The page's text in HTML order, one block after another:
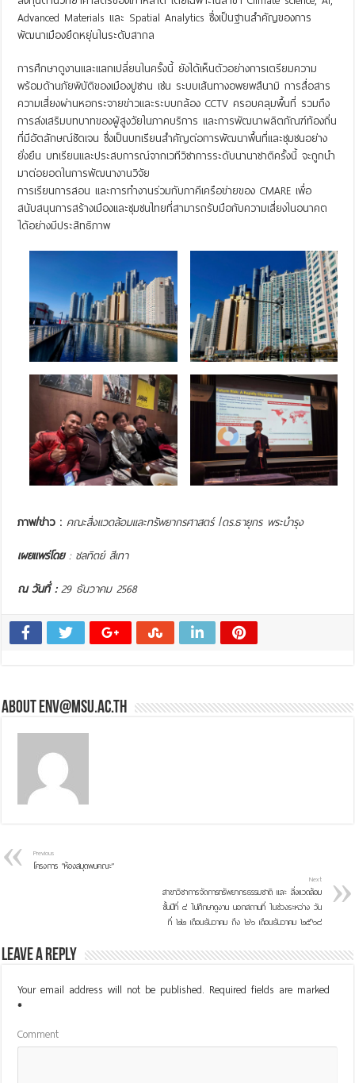
Advanced Materials และ Spatial Analytics ซึ่งเป็นฐานสำคัญของการ
พัฒนาเมืองยืดหยุ่นในระดับสากล
การศึกษาดูงานและแลกเปลี่ยนในครั้งนี้ ยังได้เห็นตัวอย่างการเตรียมความ
พร้อมด้านภัยพิบัติของเมืองปูซาน เช่น ระบบเส้นทางอพยพสึนามิ การสื่อสาร
ความเสี่ยงผ่านหอกระจายข่าวและระบบกล้อง CCTV ครอบคลุมพื้นที่ รวมถึง
การส่งเสริมบทบาทของผู้สูงวัยในภาคบริการ และการพัฒนาผลิตภัณฑ์ท้องถิ่น
ที่มีอัตลักษณ์ชัดเจน ซึ่งเป็นบทเรียนสำคัญต่อการพัฒนาพื้นที่และชุมชนอย่าง
ยั่งยืน บทเรียนและประสบการณ์จากเวทีวิชาการระดับนานาชาติครั้งนี้ จะถูกนำ
มาต่อยอดในการพัฒนางานวิจัย
การเรียนการสอน และการทำงานร่วมกับภาคีเครือข่ายของ CMARE เพื่อ
สนับสนุนการสร้างเมืองและชุมชนไทยที่สามารถรับมือกับความเสี่ยงในอนาคต
ได้อย่างมีประสิทธิภาพ
ภาพ/ข่าว : คณะสิ่งแวดล้อมและทรัพยากรศาสตร์/ดร.ธายุกร พระบำรุง
เผยแพร่โดย: ชลทิตย์ สีเทา
ณ วันที่ :29 ธันวาคม 2568
About env@msu.ac.th
Previous
โครงการ “ห้องสมุดพบคณะ”
Next
สาขาวิชาการจัดการทรัพยากรธรรมชาติ และ สิ่งแวดล้อม
ชั้นปีที่ ๔ ไปศึกษาดูงาน นอกสถานที่ ในช่วงระหว่าง วัน
ที่ ๒๒ เดือนธันวาคม ถึง ๒๖ เดือนธันวาคม ๒๕๖๘
Leave a Reply
Your email address will not be published. Required fields are marked
*
Comment